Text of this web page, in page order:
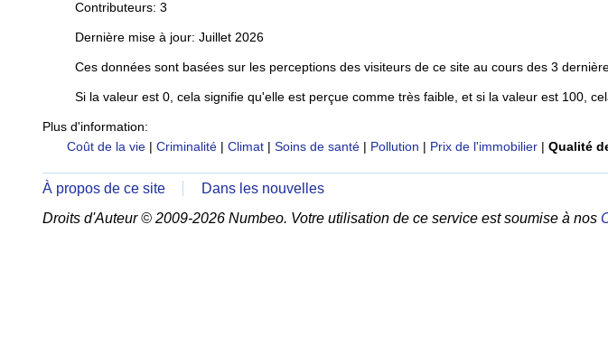
Contributeurs: 3
Dernière mise à jour: Juillet 2026
Ces données sont basées sur les perceptions des visiteurs de ce site au cours des 3
Si la valeur est 0, cela signifie qu'elle est perçue comme très faible, et si la valeur est 100,
Plus d'information:
Coût de la vie | Criminalité | Climat | Soins de santé | Pollution | Prix de l'immobilier | Qualité
À propos de ce site
Dans les nouvelles
Droits d'Auteur © 2009-2026 Numbeo. Votre utilisation de ce service est soumise à nos